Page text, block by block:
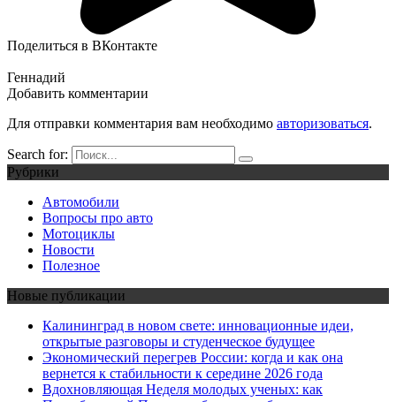
Поделиться в ВКонтакте
Геннадий
Добавить комментарии
Для отправки комментария вам необходимо авторизоваться.
Search for:
Рубрики
Автомобили
Вопросы про авто
Мотоциклы
Новости
Полезное
Новые публикации
Калининград в новом свете: инновационные идеи,
открытые разговоры и студенческое будущее
Экономический перегрев России: когда и как она
вернется к стабильности к середине 2026 года
Вдохновляющая Неделя молодых ученых: как